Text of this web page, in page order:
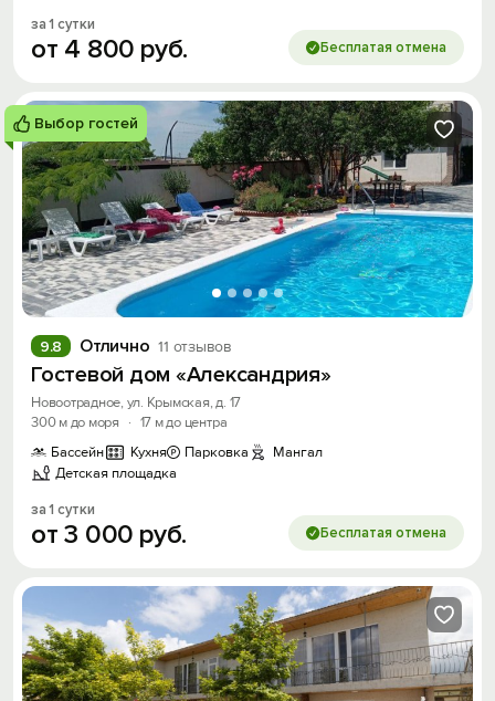
за 1 сутки
от 4 800 руб. Бесплатая отмена
Выбор гостей
Отлично 11 отзывов
9.8
Гостевой дом «Александрия»
Новоотрадное, ул. Крымская, д. 17
300 м до моря
· 17 м до центра
Бассейн
Кухня Парковка
Мангал
Детская площадка
за 1 сутки
от3 000 руб. Бесплатая отмена